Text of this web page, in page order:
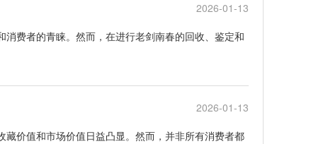
2026-01-13
费者的青睐。然而，在进行老剑南春的回收、鉴定和
2026-01-13
价值和市场价值日益凸显。然而，并非所有消费者都